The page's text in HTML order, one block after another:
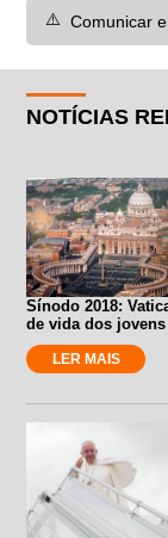
⚠️ Comunicar
NOTÍCIAS
Sínodo 2018:
de vida dos jovens
LER MAIS